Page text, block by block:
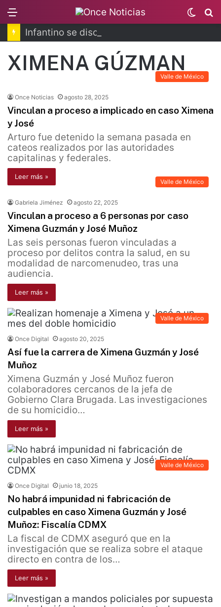
Switch
skin
XIMENA GÚZMAN
Valle de México
Once Noticias agosto 28, 2025
Vinculan a proceso a implicado en caso Ximena
y José
Arturo fue detenido la semana pasada en
cateos realizados por las autoridades
capitalinas y federales.
Leer más »
Valle de México
Gabriela Jiménez agosto 22, 2025
Vinculan a proceso a 6 personas por caso
Ximena Guzmán y José Muñoz
Las seis personas fueron vinculadas a
proceso por delitos contra la salud, en su
modalidad de narcomenudeo, tras una
audiencia.
Leer más »
Valle de México
Once Digital agosto 20, 2025
Así fue la carrera de Ximena Guzmán y José
Muñoz
Ximena Guzmán y José Muñoz fueron
colaboradores cercanos de la jefa de
Gobierno Clara Brugada. Las investigaciones
de su homicidio…
Leer más »
Valle de México
Once Digital junio 18, 2025
No habrá impunidad ni fabricación de
culpables en caso Ximena Guzmán y José
Muñoz: Fiscalía CDMX
La fiscal de CDMX aseguró que en la
investigación que se realiza sobre el ataque
directo en contra de los…
Leer más »